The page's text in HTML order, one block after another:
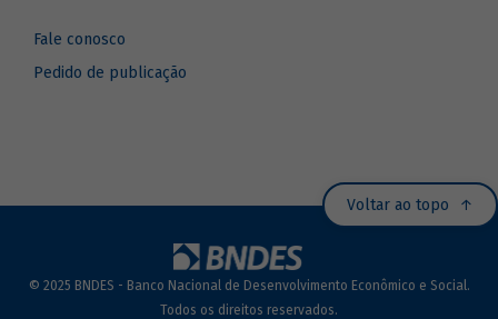
Fale conosco
Pedido de publicação
Voltar ao topo
© 2025 BNDES - Banco Nacional de Desenvolvimento Econômico e Social.
Todos os direitos reservados.